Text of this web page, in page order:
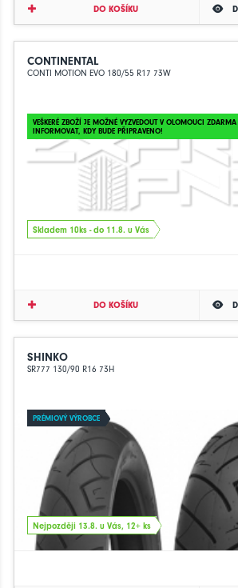
DO KOŠÍKU
CONTINENTAL
CONTI MOTION EVO 180/55 R17 73W
VEŠKERÉ ZBOŽÍ JE MOŽNÉ VYZVEDOUT V OLOMOUCI ZDARMA
INFORMOVAT, KDY BUDE PŘIPRAVENO!
Skladem 10ks - do 11.8. u Vás
DO KOŠÍKU
SHINKO
SR777 130/90 R16 73H
PRÉMIOVÝ VÝROBCE
Nejpozději 13.8. u Vás, 12+ ks